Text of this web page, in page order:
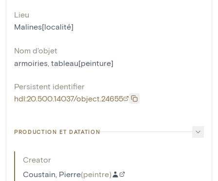
Lieu
Malines[localité]
Nom d'objet
armoiries tableau[peinture]
Persistent identifier
hdl:20.500.14037/object.24655
PRODUCTION ET DATATION
Creator
Coustain, Pierre(peintre)